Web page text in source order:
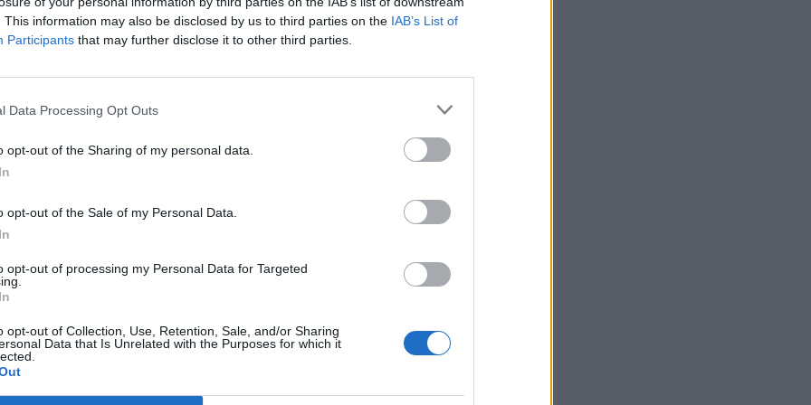
This information may also be disclosed by us to third parties on the IAB’s List of
Participants that may further disclose it to other third parties.
Data Processing Opt Outs
opt-out of the Sharing of my personal data.
opt-out of the Sale of my Personal Data.
opt-out of processing my Personal Data for Targeted
opt-out of Collection, Use, Retention, Sale, and/or Sharing
Data that Is Unrelated with the Purposes for which it
sem titkolta, hogy milyen viszonyban van a jelenlegi
Jerome Powellel, és hogy elnökként milyen együttműködést szeretne
meg is van erről a lépésről a véleménye. Ez tényleg egy politikai lépés. A legtöbben
fele ekkorát csökkent a jegybank, ami valószínűleg helyes lett volna. Szóval ez
megpróbáljunk valakit hivatalban...
tartalmazza:
cikkarchívum
elmúlt 2 év napon belüli